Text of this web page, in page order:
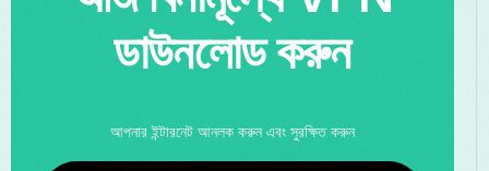
ডাউনলোড করুন
আপনার ইন্টারনেট আনলক করুন এবং সুরক্ষিত করুন